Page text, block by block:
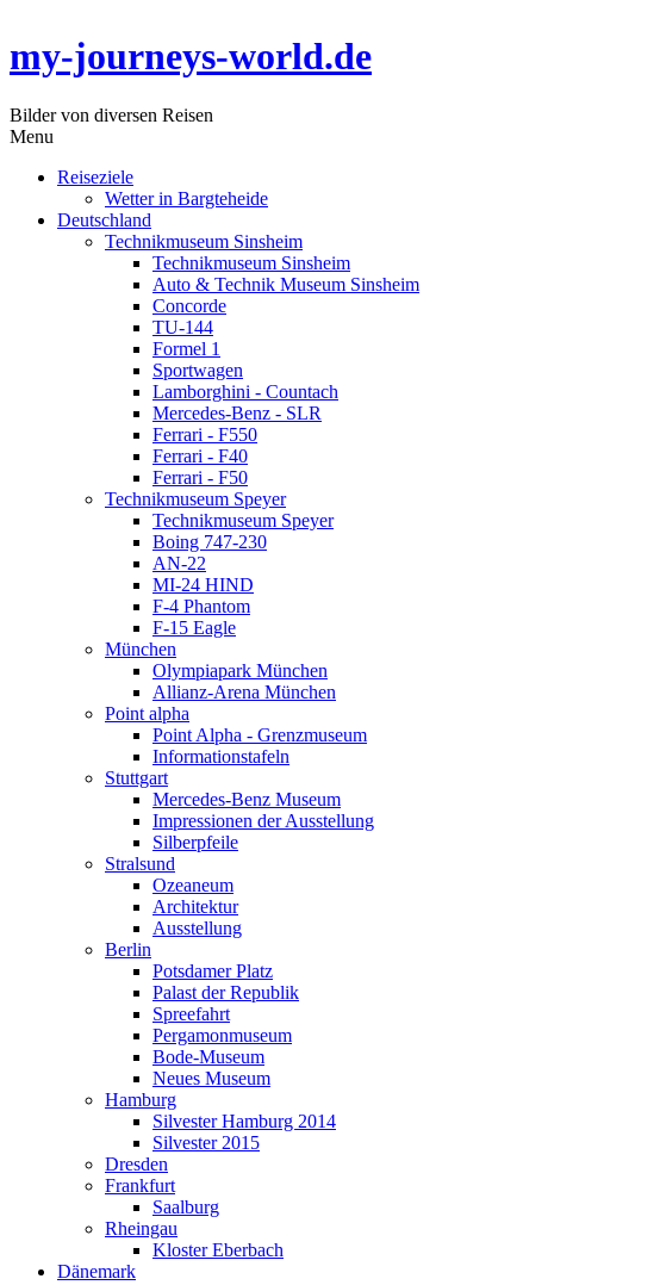
my-journeys-world.de
Bilder von diversen Reisen
Menu
Reiseziele
Wetter in Bargteheide
Deutschland
Technikmuseum Sinsheim
Technikmuseum Sinsheim
Auto & Technik Museum Sinsheim
Concorde
TU-144
Formel 1
Sportwagen
Lamborghini - Countach
Mercedes-Benz - SLR
Ferrari - F550
Ferrari - F40
Ferrari - F50
Technikmuseum Speyer
Technikmuseum Speyer
Boing 747-230
AN-22
MI-24 HIND
F-4 Phantom
F-15 Eagle
München
Olympiapark München
Allianz-Arena München
Point alpha
Point Alpha - Grenzmuseum
Informationstafeln
Stuttgart
Mercedes-Benz Museum
Impressionen der Ausstellung
Silberpfeile
Stralsund
Ozeaneum
Architektur
Ausstellung
Berlin
Potsdamer Platz
Palast der Republik
Spreefahrt
Pergamonmuseum
Bode-Museum
Neues Museum
Hamburg
Silvester Hamburg 2014
Silvester 2015
Dresden
Frankfurt
Saalburg
Rheingau
Kloster Eberbach
Dänemark